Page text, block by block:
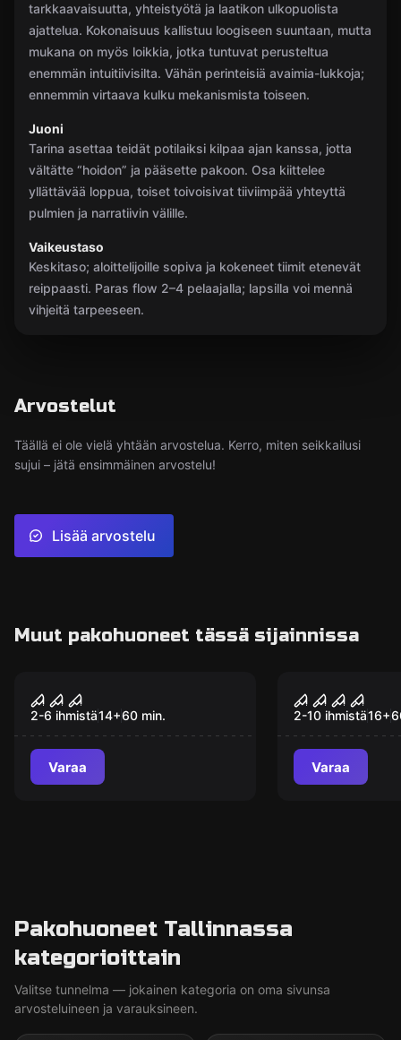
tarkkaavaisuutta, yhteistyötä ja laatikon ulkopuolista
ajattelua. Kokonaisuus kallistuu loogiseen suuntaan, mutta
mukana on myös loikkia, jotka tuntuvat perusteltua
enemmän intuitiivisilta. Vähän perinteisiä avaimia-lukkoja;
ennemmin virtaava kulku mekanismista toiseen.
Juoni
Tarina asettaa teidät potilaiksi kilpaa ajan kanssa, jotta
vältätte “hoidon” ja pääsette pakoon. Osa kiittelee
yllättävää loppua, toiset toivoisivat tiiviimpää yhteyttä
pulmien ja narratiivin välille.
Vaikeustaso
Keskitaso; aloittelijoille sopiva ja kokeneet tiimit etenevät
reippaasti. Paras flow 2–4 pelaajalla; lapsilla voi mennä
vihjeitä tarpeeseen.
Arvostelut
Täällä ei ole vielä yhtään arvostelua. Kerro, miten seikkailusi
sujui – jätä ensimmäinen arvostelu!
Lisää arvostelu
Muut pakohuoneet tässä sijainnissa
Freddie
2-6 ihmistä14+60 min.
Varaa
Nunna
2-10 ihmistä16+
Varaa
Pakohuoneet Tallinnassa
kategorioittain
Valitse tunnelma — jokainen kategoria on oma sivunsa
arvosteluineen ja varauksineen.